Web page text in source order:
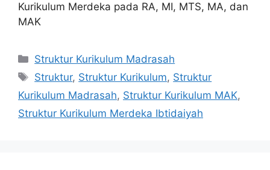
Kurikulum Merdeka pada RA, MI, MTS, MA, dan
MAK
Kategori
Struktur Kurikulum Madrasah
Tag
Struktur, Struktur Kurikulum, Struktur
Kurikulum Madrasah, Struktur Kurikulum MAK,
Struktur Kurikulum Merdeka Ibtidaiyah